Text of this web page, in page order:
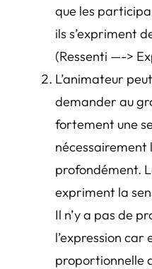
que les
ils s’expriment
(Ressenti —->
L’animateur
demander au
fortement une
nécessairement
profondément.
expriment la
Il n’y a pas de
l’expression car
proportionnelle